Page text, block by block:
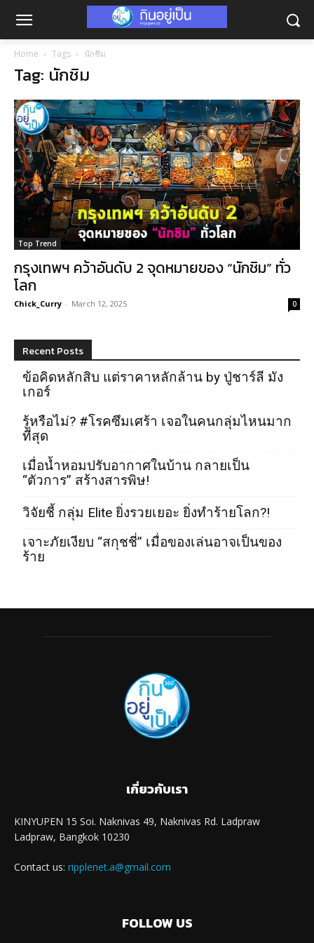
Home Tags นักชิม
Tag: นักชิม
Top Trend
กรุงเทพฯ คว้าอันดับ 2 จุดหมายของ “นักชิม” ทั่ว
โลก
Chick_Curry - March 12, 2025 0
Recent Posts
ข้อคิดหลักสิบ แต่ราคาหลักล้าน by ปู่ชาร์ลี มัง
เกอร์
รู้หรือไม่? #โรคซึมเศร้า เจอในคนกลุ่มไหนมาก
ที่สุด
เมื่อน้ำหอมปรับอากาศในบ้าน กลายเป็น
“ตัวการ” สร้างสารพิษ!
วิจัยชี้ กลุ่ม Elite ยิ่งรวยเยอะ ยิ่งทำร้ายโลก?!
เจาะภัยเงียบ “สกุชชี่” เมื่อของเล่นอาจเป็นของ
ร้าย
เกี่ยวกับเรา
KINYUPEN 15 Soi. Naknivas 49, Naknivas Rd. Ladpraw
Ladpraw, Bangkok 10230
Contact us: ripplenet.a@gmail.com
FOLLOW US